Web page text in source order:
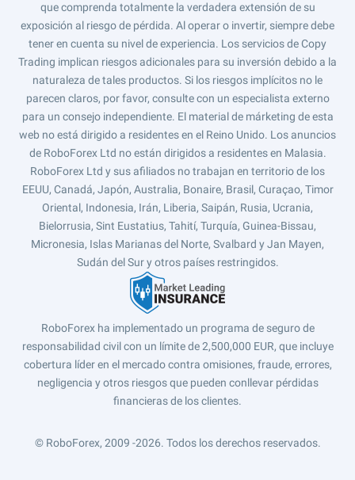
que comprenda totalmente la verdadera extensión de su
exposición al riesgo de pérdida. Al operar o invertir, siempre debe
tener en cuenta su nivel de experiencia. Los servicios de Copy
Trading implican riesgos adicionales para su inversión debido a la
naturaleza de tales productos. Si los riesgos implícitos no le
parecen claros, por favor, consulte con un especialista externo
para un consejo independiente. El material de márketing de esta
web no está dirigido a residentes en el Reino Unido. Los anuncios
de RoboForex Ltd no están dirigidos a residentes en Malasia.
RoboForex Ltd y sus afiliados no trabajan en territorio de los
EEUU, Canadá, Japón, Australia, Bonaire, Brasil, Curaçao, Timor
Oriental, Indonesia, Irán, Liberia, Saipán, Rusia, Ucrania,
Bielorrusia, Sint Eustatius, Tahití, Turquía, Guinea-Bissau,
Micronesia, Islas Marianas del Norte, Svalbard y Jan Mayen,
Sudán del Sur y otros países restringidos.
RoboForex ha implementado un programa de seguro de
responsabilidad civil con un límite de 2,500,000 EUR, que incluye
cobertura líder en el mercado contra omisiones, fraude, errores,
negligencia y otros riesgos que pueden conllevar pérdidas
financieras de los clientes.
© RoboForex, 2009 -2026. Todos los derechos reservados.